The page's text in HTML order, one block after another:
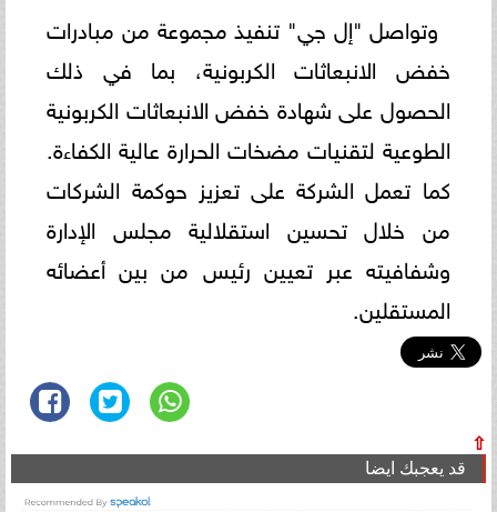
وتواصل "إل جي" تنفيذ مجموعة من مبادرات
خفض الانبعاثات الكربونية، بما في ذلك
الحصول على شهادة خفض الانبعاثات الكربونية
الطوعية لتقنيات مضخات الحرارة عالية الكفاءة.
كما تعمل الشركة على تعزيز حوكمة الشركات
من خلال تحسين استقلالية مجلس الإدارة
وشفافيته عبر تعيين رئيس من بين أعضائه
المستقلين.
⇧
قد يعجبك ايضا